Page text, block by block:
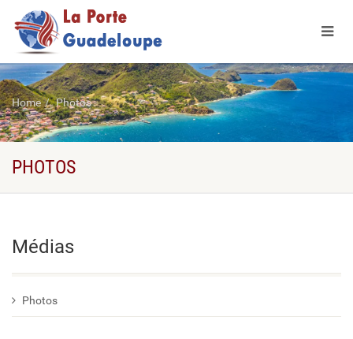
Home Photos
PHOTOS
Médias
Photos